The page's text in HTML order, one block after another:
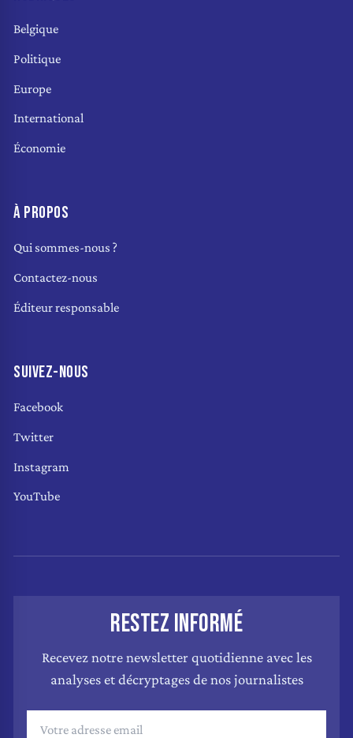
Belgique
Politique
Europe
International
Économie
À PROPOS
Qui sommes-nous ?
Contactez-nous
Éditeur responsable
SUIVEZ-NOUS
Facebook
Twitter
Instagram
YouTube
RESTEZ INFORMÉ
Recevez notre newsletter quotidienne avec les
analyses et décryptages de nos journalistes